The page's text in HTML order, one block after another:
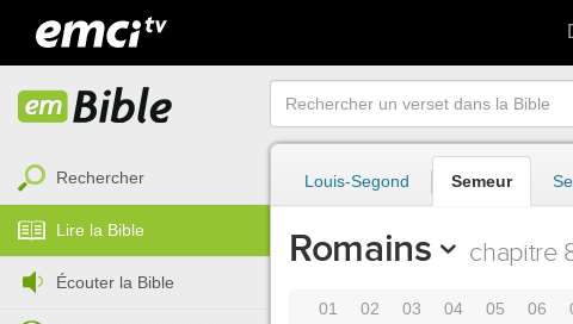
Rechercher
Lire la Bible
Écouter la Bible
Louis-Segond Semeur
Romains chapitre
01 02 03 04 05 06